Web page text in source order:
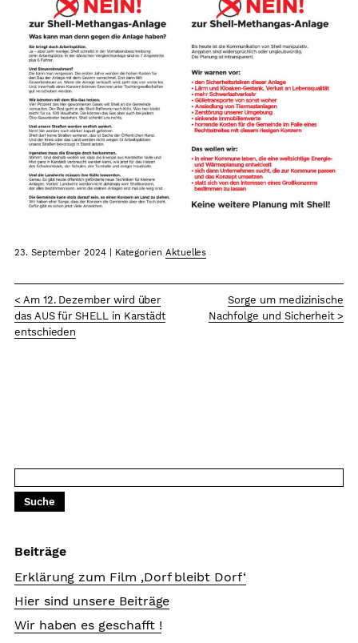
23. September 2024| Kategorien Aktuelles
< Am 12. Dezember wird über
das AUS für SHELL in Karstädt
entschieden
Sorge um medizinische
Nachfolge und Sicherheit >
Beiträge
Erklärung zum Film ‚Dorf bleibt Dorf‘
Hier sind unsere Beiträge
Wir haben es geschafft !